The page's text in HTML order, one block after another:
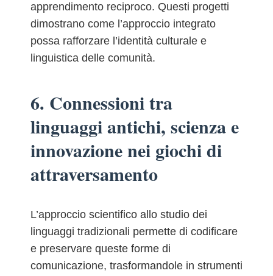
apprendimento reciproco. Questi progetti
dimostrano come l’approccio integrato
possa rafforzare l’identità culturale e
linguistica delle comunità.
6. Connessioni tra
linguaggi antichi, scienza e
innovazione nei giochi di
attraversamento
L’approccio scientifico allo studio dei
linguaggi tradizionali permette di codificare
e preservare queste forme di
comunicazione, trasformandole in strumenti